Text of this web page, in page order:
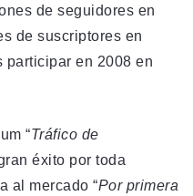
de seguidores en
de suscriptores en
participar en 2008 en
“Tráfico de
éxito por toda
al mercado “Por primera